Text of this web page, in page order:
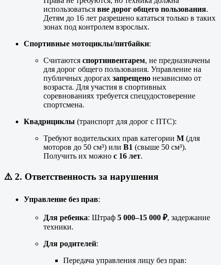
использоваться вне дорог общего пользования.
Детям до 16 лет разрешено кататься только в таких
зонах под контролем взрослых.
Спортивные мотоциклы/питбайки:
Считаются спортинвентарем, не предназначены
для дорог общего пользования. Управление на
публичных дорогах запрещено независимо от
возраста. Для участия в спортивных
соревнованиях требуется спецудостоверение
спортсмена.
Квадрициклы (транспорт для дорог с ПТС):
Требуют водительских прав категории М (для
моторов до 50 см³) или B1 (свыше 50 см³).
Получить их можно с 16 лет.
⚠️ 2. Ответственность за нарушения
Управление без прав:
Для ребенка: Штраф 5 000–15 000 ₽, задержание
техники.
Для родителей:
Передача управления лицу без прав: